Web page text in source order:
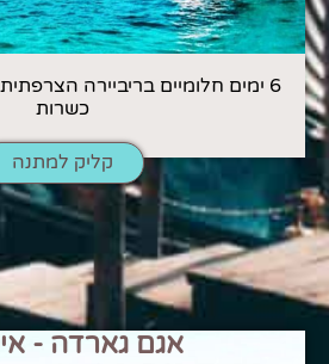
6 ימים חלומיים בריביירה
כשרות
קליק למתנה
אגם גארדה -